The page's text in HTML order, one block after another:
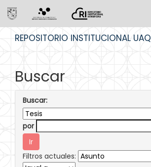
REPOSITORIO INSTITUCIONAL UAQ
Buscar
Buscar:
por
Filtros actuales: